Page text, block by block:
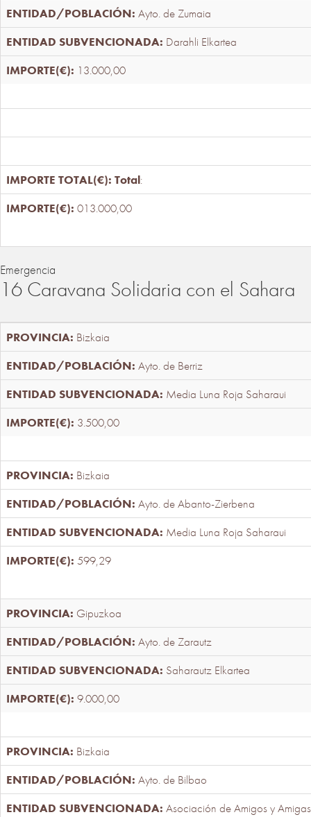
Ayto. de Zumaia
Darahli Elkartea
13.000,00
Total:
013.000,00
Emergencia
16 Caravana Solidaria con el Sahara
Bizkaia
Ayto. de Berriz
Media Luna Roja Saharaui
3.500,00
Bizkaia
Ayto. de Abanto-Zierbena
Media Luna Roja Saharaui
599,29
Gipuzkoa
Ayto. de Zarautz
Saharautz Elkartea
9.000,00
Bizkaia
Ayto. de Bilbao
Asociación de Amigos y